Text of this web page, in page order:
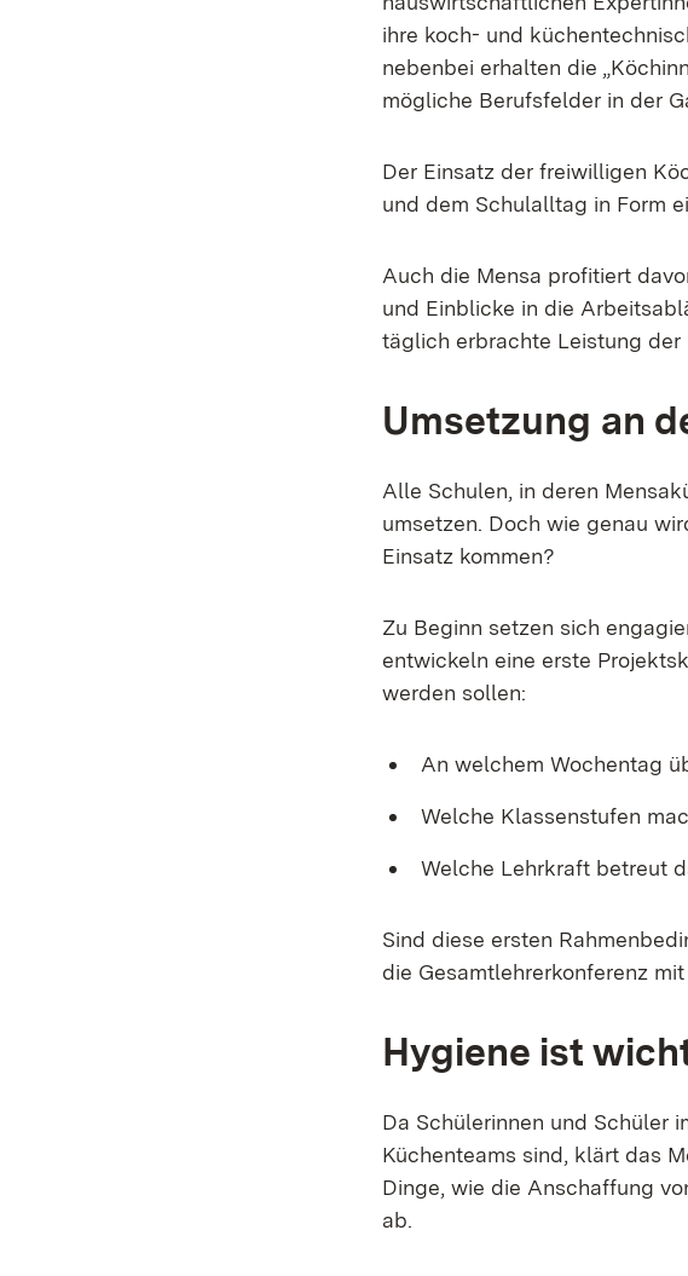
ihre koch- und
nebenbei erhalten die
mögliche Berufsfelder in der
Der Einsatz der freiwilligen
und dem Schulalltag in Form
Auch die Mensa profitiert
und Einblicke in die
täglich erbrachte Leistung der
Umsetzung an
Alle Schulen, in deren
umsetzen. Doch wie genau
Einsatz kommen?
Zu Beginn setzen sich
entwickeln eine erste
werden sollen:
An welchem Wochentag
Welche Klassenstufen
Welche Lehrkraft betreut
Sind diese ersten
die Gesamtlehrerkonferenz
Hygiene ist
Da Schülerinnen und Schüler
Küchenteams sind, klärt das
Dinge, wie die Anschaffung
ab.